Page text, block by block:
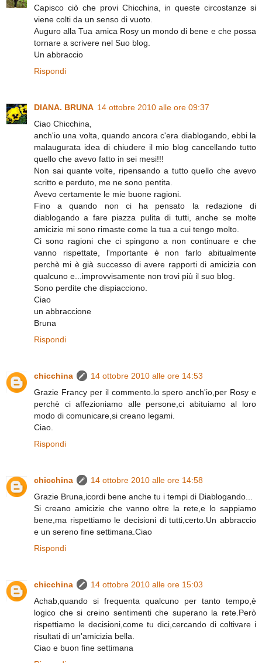
Capisco ciò che provi Chicchina, in queste circostanze si
viene colti da un senso di vuoto.
Auguro alla Tua amica Rosy un mondo di bene e che possa
tornare a scrivere nel Suo blog.
Un abbraccio
Rispondi
DIANA. BRUNA 14 ottobre 2010 alle ore 09:37
Ciao Chicchina,
anch'io una volta, quando ancora c'era diablogando, ebbi la
malaugurata idea di chiudere il mio blog cancellando tutto
quello che avevo fatto in sei mesi!!!
Non sai quante volte, ripensando a tutto quello che avevo
scritto e perduto, me ne sono pentita.
Avevo certamente le mie buone ragioni.
Fino a quando non ci ha pensato la redazione di
diablogando a fare piazza pulita di tutti, anche se molte
amicizie mi sono rimaste come la tua a cui tengo molto.
Ci sono ragioni che ci spingono a non continuare e che
vanno rispettate, l'mportante è non farlo abitualmente
perchè mi è già successo di avere rapporti di amicizia con
qualcuno e...improvvisamente non trovi più il suo blog.
Sono perdite che dispiacciono.
Ciao
un abbraccione
Bruna
Rispondi
chicchina
14 ottobre 2010 alle ore 14:53
Grazie Francy per il commento.lo spero anch'io,per Rosy e
perchè ci affezioniamo alle persone,ci abituiamo al loro
modo di comunicare,si creano legami.
Ciao.
Rispondi
chicchina
14 ottobre 2010 alle ore 14:58
Grazie Bruna,icordi bene anche tu i tempi di Diablogando...
Si creano amicizie che vanno oltre la rete,e lo sappiamo
bene,ma rispettiamo le decisioni di tutti,certo.Un abbraccio
e un sereno fine settimana.Ciao
Rispondi
chicchina
14 ottobre 2010 alle ore 15:03
Achab,quando si frequenta qualcuno per tanto tempo,è
logico che si creino sentimenti che superano la rete.Però
rispettiamo le decisioni,come tu dici,cercando di coltivare i
risultati di un'amicizia bella.
Ciao e buon fine settimana